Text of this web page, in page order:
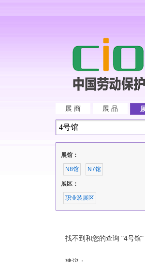
展 商 展 品
展馆：
N8馆 N7馆
展区：
职业装展区
找不到和您的查询 "4号馆"